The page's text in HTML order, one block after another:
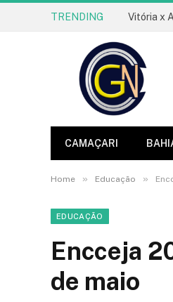
TRENDING
CAMAÇARI
Home » Educação »
EDUCAÇÃO
Encceja
de maio